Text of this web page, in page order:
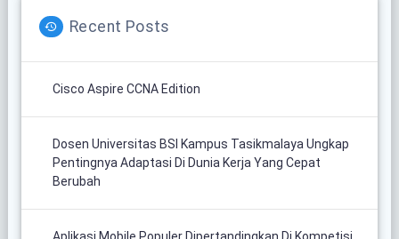
Recent Posts
Cisco Aspire CCNA Edition
Dosen Universitas BSI Kampus Tasikmalaya Ungkap
Pentingnya Adaptasi Di Dunia Kerja Yang Cepat
Berubah